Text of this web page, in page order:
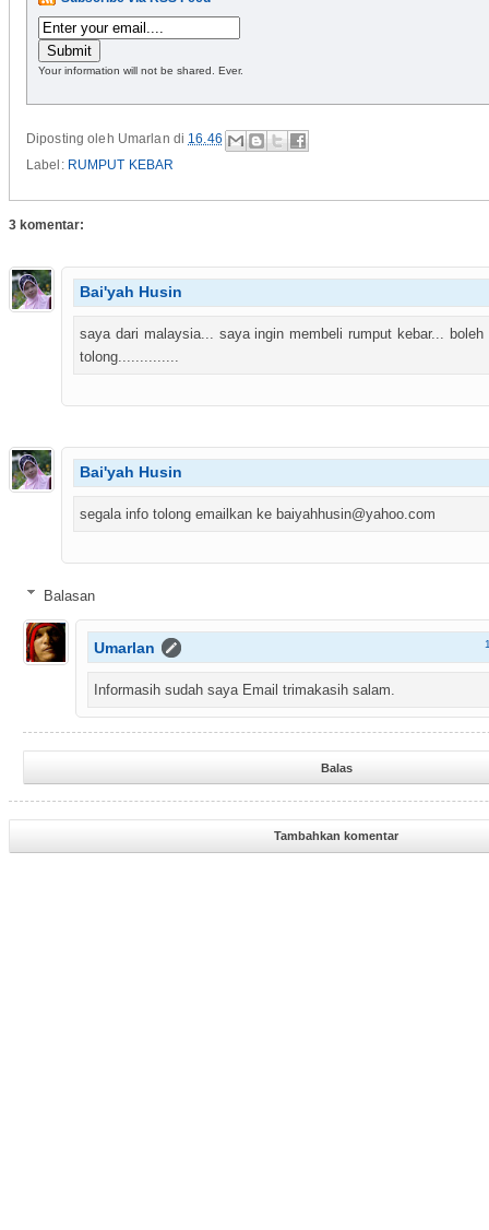
Your information will not be shared. Ever.
Diposting oleh Umarlan di 16.46
Label: RUMPUT KEBAR
3 komentar:
Bai'yah Husin
saya dari malaysia... saya ingin membeli rumput kebar...
tolong..............
Bai'yah Husin
segala info tolong emailkan ke baiyahhusin@yahoo.com
Balasan
Umarlan
Informasih sudah saya Email trimakasih salam.
Balas
Tambahkan komentar